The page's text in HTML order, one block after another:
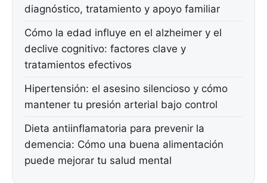
diagnóstico, tratamiento y apoyo familiar
Cómo la edad influye en el alzheimer y el
declive cognitivo: factores clave y
tratamientos efectivos
Hipertensión: el asesino silencioso y cómo
mantener tu presión arterial bajo control
Dieta antiinflamatoria para prevenir la
demencia: Cómo una buena alimentación
puede mejorar tu salud mental